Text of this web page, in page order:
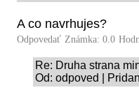
A co navrhujes?
Odpovedať Známka: 0.0
Re: Druha strana
Od: odpoved |